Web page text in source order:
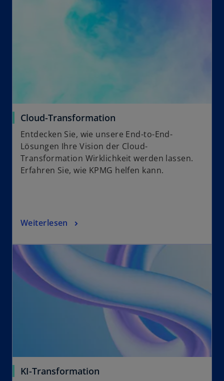
Cloud-Transformation
Entdecken Sie, wie unsere End-to-End-
Lösungen Ihre Vision der Cloud-
Transformation Wirklichkeit werden lassen.
Erfahren Sie, wie KPMG helfen kann.
Weiterlesen
KI-Transformation